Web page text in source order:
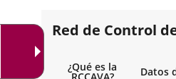
Red de Control
¿Qué es la Datos